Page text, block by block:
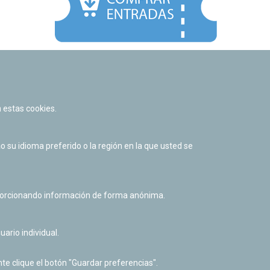
Política de cookies
Derecho de acceso a información pública
cookies.
su idioma preferido o la región en la que usted se
información de forma anónima.
individual.
clique el botón "Guardar preferencias".